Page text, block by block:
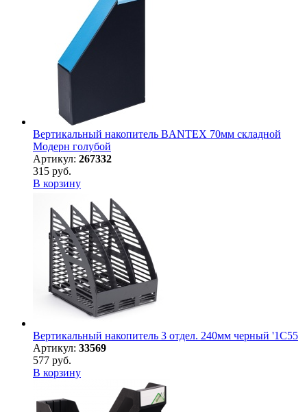
Вертикальный накопитель BANTEX 70мм складной
Модерн голубой
Артикул: 267332
315 руб.
В корзину
Вертикальный накопитель 3 отдел. 240мм черный '1С55
Артикул: 33569
577 руб.
В корзину